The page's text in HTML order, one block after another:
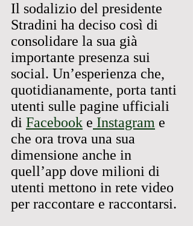
Il sodalizio del presidente
Stradini ha deciso così di
consolidare la sua già
importante presenza sui
social. Un’esperienza che,
quotidianamente, porta tanti
utenti sulle pagine ufficiali
di Facebook e Instagram e
che ora trova una sua
dimensione anche in
quell’app dove milioni di
utenti mettono in rete video
per raccontare e raccontarsi.